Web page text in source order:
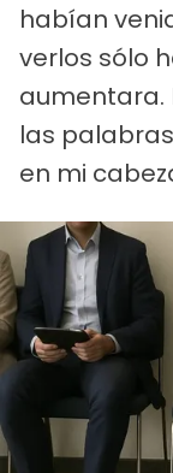
habían
verlos sólo
aumentara.
las
en mi